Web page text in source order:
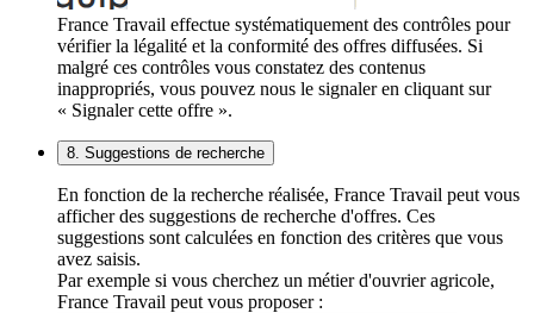
France Travail effectue systématiquement des contrôles pour
vérifier la légalité et la conformité des offres diffusées. Si
malgré ces contrôles vous constatez des contenus
inappropriés, vous pouvez nous le signaler en cliquant sur
« Signaler cette offre ».
8. Suggestions de recherche
En fonction de la recherche réalisée, France Travail peut vous
afficher des suggestions de recherche d'offres. Ces
suggestions sont calculées en fonction des critères que vous
avez saisis.
Par exemple si vous cherchez un métier d'ouvrier agricole,
France Travail peut vous proposer :